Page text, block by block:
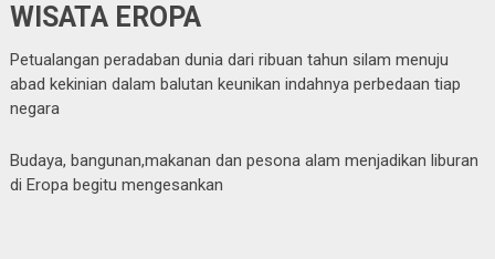
WISATA EROPA
Petualangan peradaban dunia dari ribuan tahun silam menuju
abad kekinian dalam balutan keunikan indahnya perbedaan tiap
negara
Budaya, bangunan,makanan dan pesona alam menjadikan liburan
di Eropa begitu mengesankan